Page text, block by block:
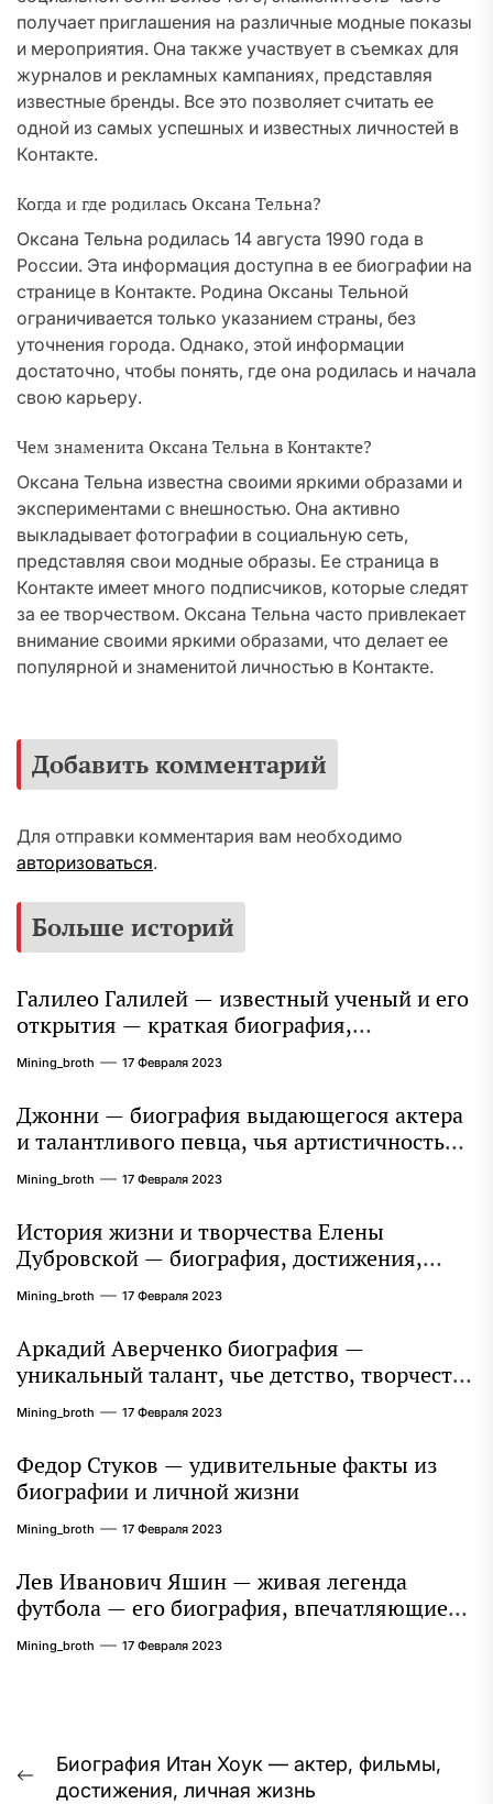
получает приглашения на различные модные показы
и мероприятия. Она также участвует в съемках для
журналов и рекламных кампаниях, представляя
известные бренды. Все это позволяет считать ее
одной из самых успешных и известных личностей в
Контакте.
Когда и где родилась Оксана Тельна?
Оксана Тельна родилась 14 августа 1990 года в
России. Эта информация доступна в ее биографии на
странице в Контакте. Родина Оксаны Тельной
ограничивается только указанием страны, без
уточнения города. Однако, этой информации
достаточно, чтобы понять, где она родилась и начала
свою карьеру.
Чем знаменита Оксана Тельна в Контакте?
Оксана Тельна известна своими яркими образами и
экспериментами с внешностью. Она активно
выкладывает фотографии в социальную сеть,
представляя свои модные образы. Ее страница в
Контакте имеет много подписчиков, которые следят
за ее творчеством. Оксана Тельна часто привлекает
внимание своими яркими образами, что делает ее
популярной и знаменитой личностью в Контакте.
Добавить комментарий
Для отправки комментария вам необходимо
авторизоваться.
Больше историй
Галилео Галилей — известный ученый и его
открытия — краткая биография,
достижения и вклад в науку
Mining_broth 17 Февраля 2023
Джонни — биография выдающегося актера
и талантливого певца, чья артистичность
захватывает миллионы сердец
Mining_broth 17 Февраля 2023
История жизни и творчества Елены
Дубровской — биография, достижения,
интересные факты
Mining_broth 17 Февраля 2023
Аркадий Аверченко биография —
уникальный талант, чье детство, творчество
и литературное наследие продолжают
восхищать миллионы
Mining_broth 17 Февраля 2023
Федор Стуков — удивительные факты из
биографии и личной жизни
Mining_broth 17 Февраля 2023
Лев Иванович Яшин — живая легенда
футбола — его биография, впечатляющие
достижения и интересная личная жизнь
Mining_broth 17 Февраля 2023
Навигация
Предыдущая
Биография Итан Хоук — актер, фильмы,
достижения, личная жизнь